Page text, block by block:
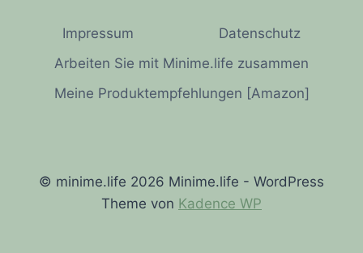
Impressum
Datenschutz
Arbeiten Sie mit Minime.life zusammen
Meine Produktempfehlungen [Amazon]
© minime.life 2026 Minime.life - WordPress
Theme von Kadence WP